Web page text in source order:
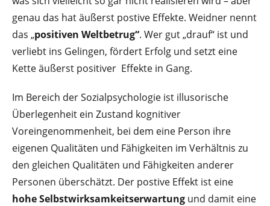
genau das hat äußerst postive Effekte. Weidner nennt
das „positiven Weltbetrug“. Wer gut „drauf“ ist und
verliebt ins Gelingen, fördert Erfolg und setzt eine
Kette äußerst positiver Effekte in Gang.
Im Bereich der Sozialpsychologie ist illusorische
Überlegenheit ein Zustand kognitiver
Voreingenommenheit, bei dem eine Person ihre
eigenen Qualitäten und Fähigkeiten im Verhältnis zu
den gleichen Qualitäten und Fähigkeiten anderer
Personen überschätzt. Der postive Effekt ist eine
hohe Selbstwirksamkeitserwartung und damit eine